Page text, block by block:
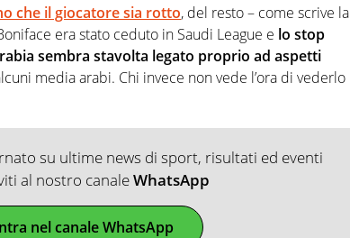
che il giocatore sia rotto, del resto – come scrive la
era stato ceduto in Saudi League e lo stop
sembra stavolta legato proprio ad aspetti
media arabi. Chi invece non vede l’ora di vederlo
su ultime news di sport, risultati ed eventi
al nostro canaleWhatsApp
nel canale WhatsApp